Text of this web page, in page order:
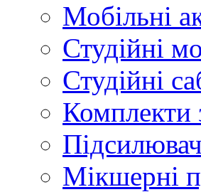
Мобільні
Студійні
Студійні
Комплекти
Мікшерні